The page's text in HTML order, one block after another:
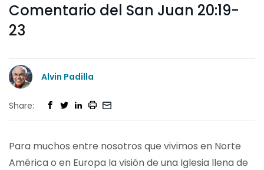
Comentario del San Juan 20:19-
23
Alvin Padilla
Share:
Para muchos entre nosotros que vivimos en Norte
América o en Europa la visión de una Iglesia llena de